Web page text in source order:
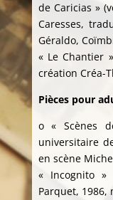
de Caricias »
Caresses,
Géraldo,
« Le Chantier
création Créa-
Pièces pour
o « Scènes
universitaire
en scène
« Incognito »
Parquet, 1986,